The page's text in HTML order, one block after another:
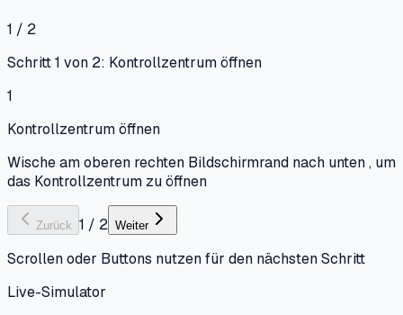
1 / 2
Schritt 1 von 2: Kontrollzentrum öffnen
1
Kontrollzentrum öffnen
Wische am oberen rechten Bildschirmrand nach unten , um
das Kontrollzentrum zu öffnen
Zurück 1 / 2 Weiter
Scrollen oder Buttons nutzen für den nächsten Schritt
Live-Simulator